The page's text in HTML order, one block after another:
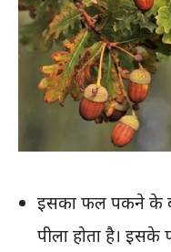
इसका फल पकने के
पीला होता है।